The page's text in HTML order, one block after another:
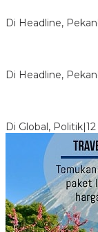
Di Headline,
Di Headline,
Di Global, Politik|